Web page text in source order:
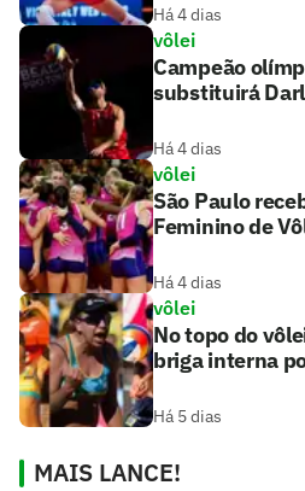
Há 4 dias
vôlei
Campeão
substituirá
Há 4 dias
vôlei
São Paulo
Feminino de
Há 4 dias
vôlei
No topo do
briga interna
Há 5 dias
MAIS LANCE!